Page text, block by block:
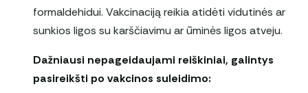
formaldehidui. Vakcinaciją reikia atidėti vidutinės ar
sunkios ligos su karščiavimu ar ūminės ligos atveju.
Dažniausi nepageidaujami reiškiniai, galintys
pasireikšti po vakcinos suleidimo: